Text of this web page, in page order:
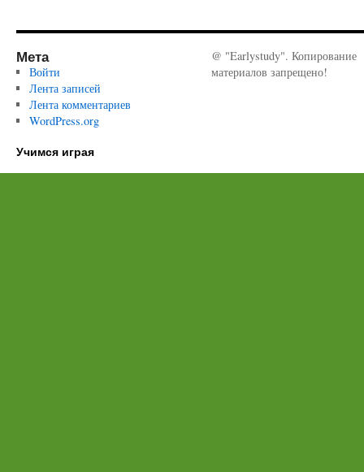
Мета
Войти
Лента записей
Лента комментариев
WordPress.org
@ "Earlystudy". Копирование
материалов запрещено!
Учимся играя